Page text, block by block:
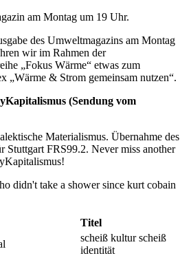
am Montag um 19 Uhr.
des Umweltmagazins am Montag
wir im Rahmen der
„Fokus Wärme“ etwas zum
„Wärme & Strom gemeinsam nutzen“.
(Sendung vom
Materialismus. Übernahme des
Stuttgart FRS99.2. Never miss another
didn't take a shower since kurt cobain
Titel
scheiß kultur scheiß
identität